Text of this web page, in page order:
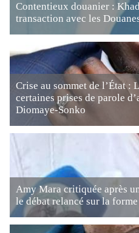
Contentieux douanier :
transaction avec les
Crise au sommet de l’État :
certaines prises de parole
Diomaye-Sonko
Amy Mara critiquée après
le débat relancé sur la